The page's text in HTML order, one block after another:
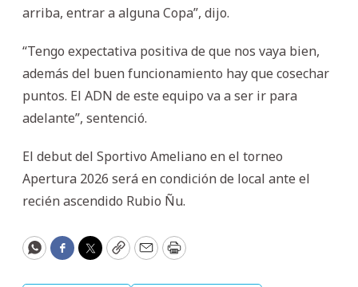
arriba, entrar a alguna Copa”, dijo.
“Tengo expectativa positiva de que nos vaya bien,
además del buen funcionamiento hay que cosechar
puntos. El ADN de este equipo va a ser ir para
adelante”, sentenció.
El debut del Sportivo Ameliano en el torneo
Apertura 2026 será en condición de local ante el
recién ascendido Rubio Ñu.
WhatsApp
Facebook
Twitter
CopyEmailPrint